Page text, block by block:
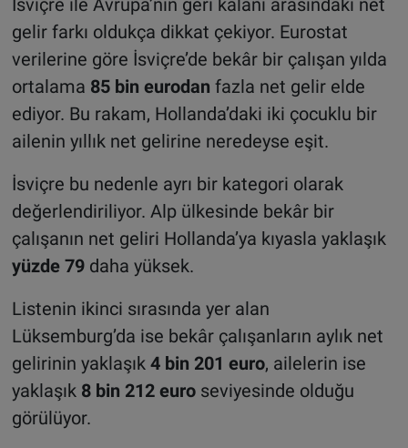
gelir farkı oldukça dikkat çekiyor. Eurostat
verilerine göre İsviçre’de bekâr bir çalışan yılda
ortalama 85 bin eurodan fazla net gelir elde
ediyor. Bu rakam, Hollanda’daki iki çocuklu bir
ailenin yıllık net gelirine neredeyse eşit.
İsviçre bu nedenle ayrı bir kategori olarak
değerlendiriliyor. Alp ülkesinde bekâr bir
çalışanın net geliri Hollanda’ya kıyasla yaklaşık
yüzde 79 daha yüksek.
Listenin ikinci sırasında yer alan
Lüksemburg’da ise bekâr çalışanların aylık net
gelirinin yaklaşık 4 bin 201 euro, ailelerin ise
yaklaşık 8 bin 212 euroseviyesinde olduğu
görülüyor.